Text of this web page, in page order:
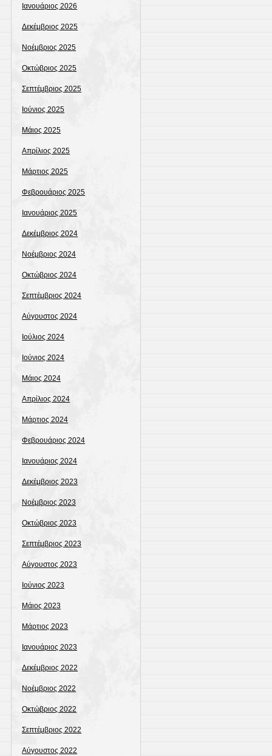
Ιανουάριος 2026
Δεκέμβριος 2025
Νοέμβριος 2025
Οκτώβριος 2025
Σεπτέμβριος 2025
Ιούνιος 2025
Μάιος 2025
Απρίλιος 2025
Μάρτιος 2025
Φεβρουάριος 2025
Ιανουάριος 2025
Δεκέμβριος 2024
Νοέμβριος 2024
Οκτώβριος 2024
Σεπτέμβριος 2024
Αύγουστος 2024
Ιούλιος 2024
Ιούνιος 2024
Μάιος 2024
Απρίλιος 2024
Μάρτιος 2024
Φεβρουάριος 2024
Ιανουάριος 2024
Δεκέμβριος 2023
Νοέμβριος 2023
Οκτώβριος 2023
Σεπτέμβριος 2023
Αύγουστος 2023
Ιούνιος 2023
Μάιος 2023
Μάρτιος 2023
Ιανουάριος 2023
Δεκέμβριος 2022
Νοέμβριος 2022
Οκτώβριος 2022
Σεπτέμβριος 2022
Αύγουστος 2022